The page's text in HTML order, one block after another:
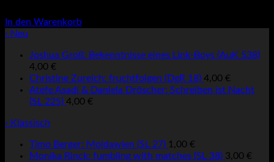
In den Warenkorb
› Neu
Joshua Groß: Bekenntnisse eines Link-Boys (AuK 538)
4,00 €
Christine Zureich: fruchtfolgen (DgR 18) 4,00 €
Atefe Asadi & Daniela Dröscher: Schreiben ist Nacht
(SL 225) 4,00 €
› Klassisch
Timo Berger: Moldawien (SL 27) 1,00 €
Monika Rinck: fumbling with matches (SL 38) 3,00 €